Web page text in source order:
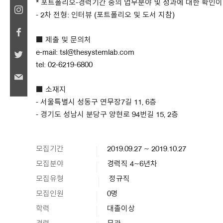
* 포트폴리오-경력기간 중의 업무분야 및 성과에 대한 확인
- 2차 전형: 인터뷰 (포트폴리오 및 도서 지참)
■ 제출 및 문의처
e-mail: tsl@thesystemlab.com
tel: 02-6219-6800
■ 소재지
- 서울특별시 성동구 연무장7길 11, 6층
- 경기도 성남시 분당구 양현로 94번길 15, 2층
모집기간 2019.09.27 ~ 2019.10.27
모집분야 경력직 4~6년차
모집유형 정규직
모집인원 0명
학력 대졸이상